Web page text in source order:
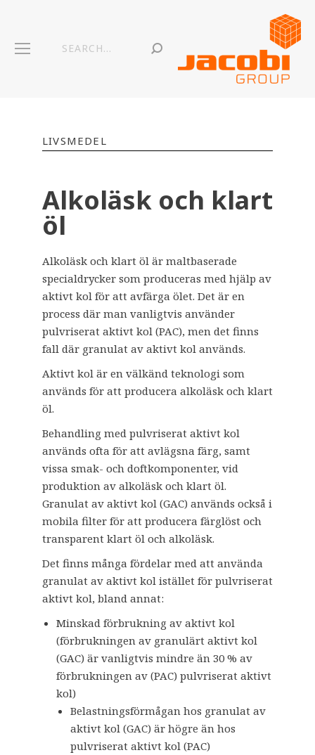
LIVSMEDEL
Alkoläsk och klart
öl
Alkoläsk och klart öl är maltbaserade
specialdrycker som produceras med hjälp av
aktivt kol för att avfärga ölet. Det är en
process där man vanligtvis använder
pulvriserat aktivt kol (PAC), men det finns
fall där granulat av aktivt kol används.
Aktivt kol är en välkänd teknologi som
används för att producera alkoläsk och klart
öl.
Behandling med pulvriserat aktivt kol
används ofta för att avlägsna färg, samt
vissa smak- och doftkomponenter, vid
produktion av alkoläsk och klart öl.
Granulat av aktivt kol (GAC) används också i
mobila filter för att producera färglöst och
transparent klart öl och alkoläsk.
Det finns många fördelar med att använda
granulat av aktivt kol istället för pulvriserat
aktivt kol, bland annat:
Minskad förbrukning av aktivt kol
(förbrukningen av granulärt aktivt kol
(GAC) är vanligtvis mindre än 30 % av
förbrukningen av (PAC) pulvriserat aktivt
kol)
Belastningsförmågan hos granulat av
aktivt kol (GAC) är högre än hos
pulvriserat aktivt kol (PAC)